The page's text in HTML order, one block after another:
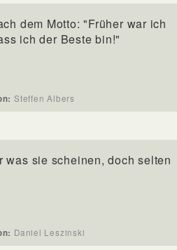
dem Motto: "Früher war ich
ich der Beste bin!"
Steffen Albers
was sie scheinen, doch selten
Daniel Leszinski